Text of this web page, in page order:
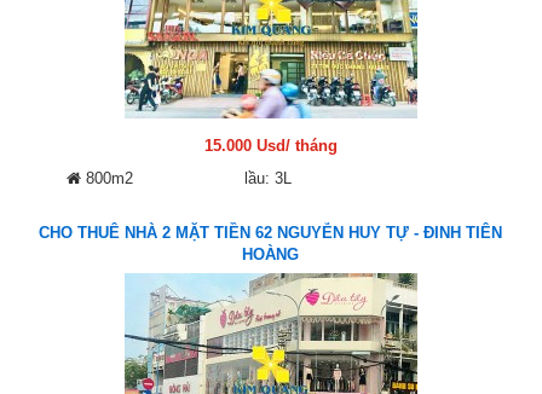
15.000 Usd/ tháng
800m2
lầu: 3L
CHO THUÊ NHÀ 2 MẶT TIỀN 62 NGUYỄN HUY TỰ - ĐINH TIÊN
HOÀNG